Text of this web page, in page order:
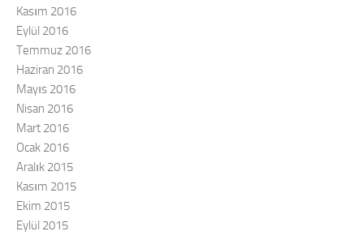
Kasım 2016
Eylül 2016
Temmuz 2016
Haziran 2016
Mayıs 2016
Nisan 2016
Mart 2016
Ocak 2016
Aralık 2015
Kasım 2015
Ekim 2015
Eylül 2015